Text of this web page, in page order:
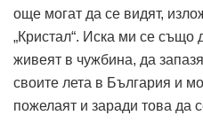
още могат да се видят,
„Кристал“. Иска ми се също
живеят в чужбина, да
своите лета в България и
пожелаят и заради това да